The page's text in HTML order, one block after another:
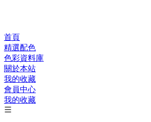
首頁
精選配色
色彩資料庫
關於本站
我的收藏
會員中心
我的收藏